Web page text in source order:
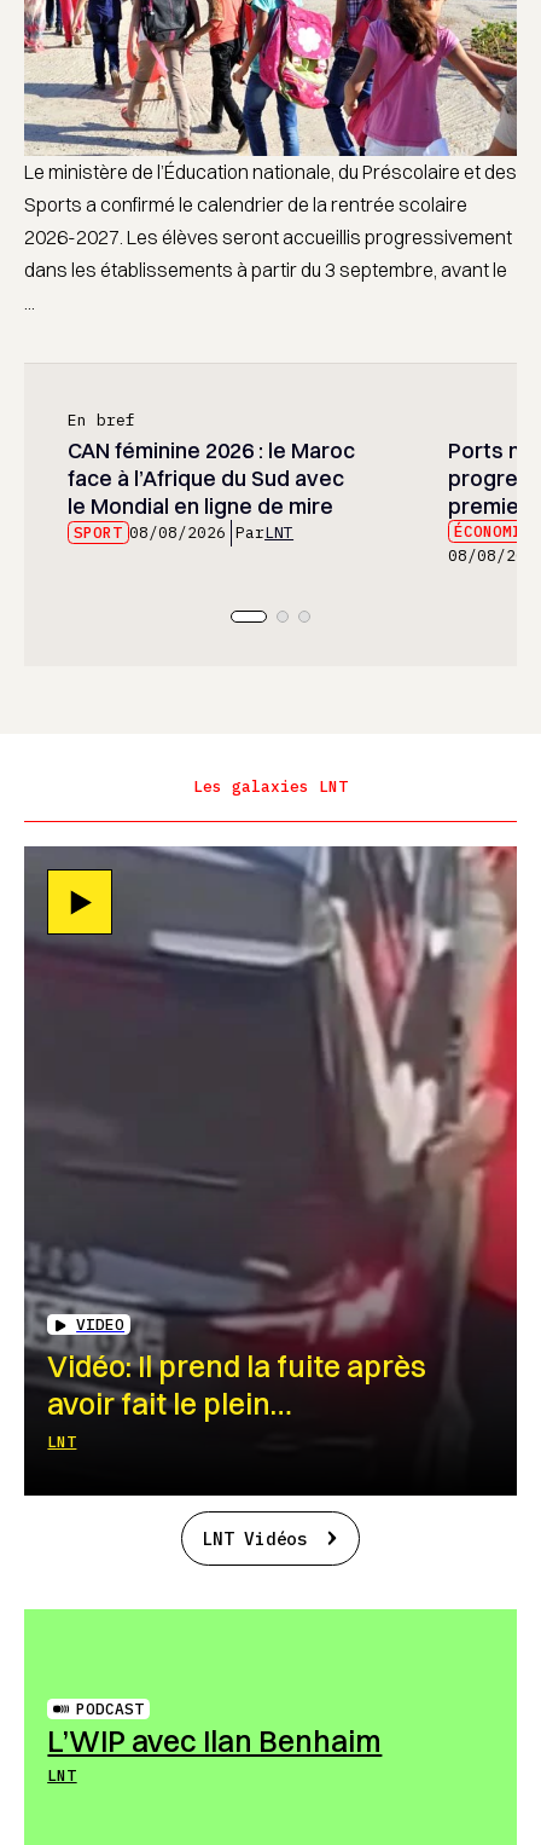
Le ministère de l’Éducation nationale, du Préscolaire et des
Sports a confirmé le calendrier de la rentrée scolaire
2026-2027. Les élèves seront accueillis progressivement
dans les établissements à partir du 3 septembre, avant le
En bref
CAN féminine 2026 : le Maroc
face à l’Afrique du Sud avec
le Mondial en ligne de mire
SPORT 08/08/2026 ParLNT
Ports
premier
08/08/
Les galaxies LNT
VIDEO
Vidéo: Il prend la fuite après
avoir fait le plein…
LNT
LNT Vidéos
PODCAST
L’WIP avec Ilan Benhaim
LNT